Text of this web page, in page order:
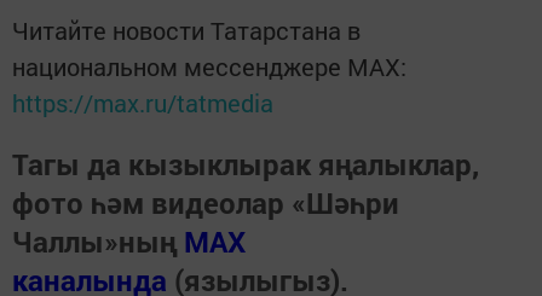
Читайте новости Татарстана в
национальном мессенджере MАХ:
https://max.ru/tatmedia
Тагы да кызыклырак яңалыклар,
фото һәм видеолар «Шәһри
Чаллы»ның MAX
каналында (язылыгыз).